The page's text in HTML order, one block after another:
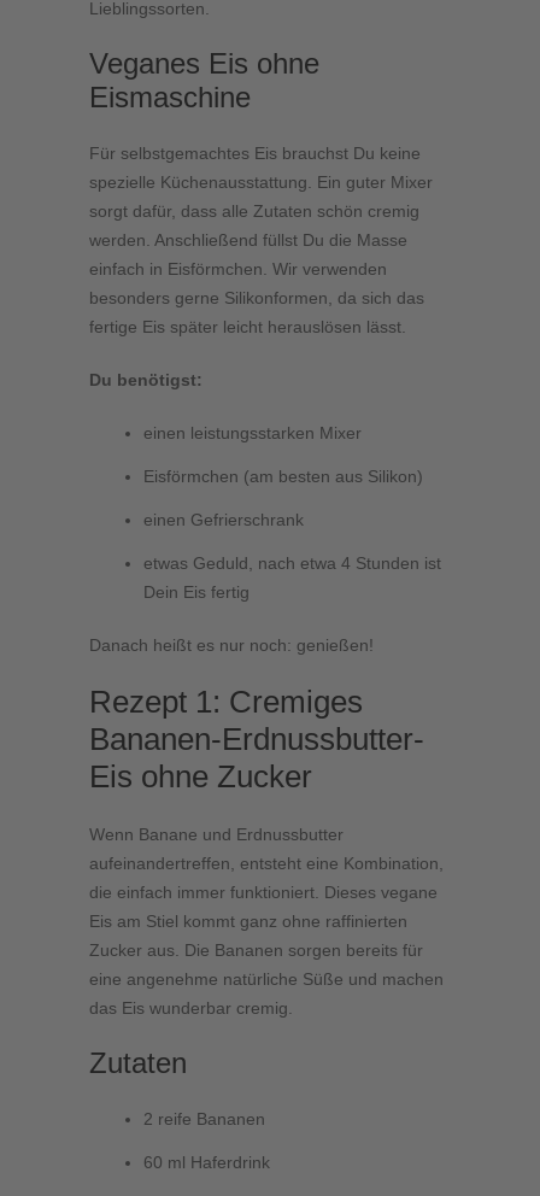
Lieblingssorten.
Veganes Eis ohne
Eismaschine
Für selbstgemachtes Eis brauchst Du keine
spezielle Küchenausstattung. Ein guter Mixer
sorgt dafür, dass alle Zutaten schön cremig
werden. Anschließend füllst Du die Masse
einfach in Eisförmchen. Wir verwenden
besonders gerne Silikonformen, da sich das
fertige Eis später leicht herauslösen lässt.
Du benötigst:
einen leistungsstarken Mixer
Eisförmchen (am besten aus Silikon)
einen Gefrierschrank
etwas Geduld, nach etwa 4 Stunden ist
Dein Eis fertig
Danach heißt es nur noch: genießen!
Rezept 1: Cremiges
Bananen-Erdnussbutter-
Eis ohne Zucker
Wenn Banane und Erdnussbutter
aufeinandertreffen, entsteht eine Kombination,
die einfach immer funktioniert. Dieses vegane
Eis am Stiel kommt ganz ohne raffinierten
Zucker aus. Die Bananen sorgen bereits für
eine angenehme natürliche Süße und machen
das Eis wunderbar cremig.
Zutaten
2 reife Bananen
60 ml Haferdrink